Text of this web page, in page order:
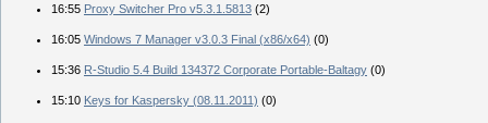
16:55 Proxy Switcher Pro v5.3.1.5813 (2)
16:05 Windows 7 Manager v3.0.3 Final (x86/x64) (0)
15:36 R-Studio 5.4 Build 134372 Corporate Portable-Baltagy (0)
15:10 Keys for Kaspersky (08.11.2011) (0)